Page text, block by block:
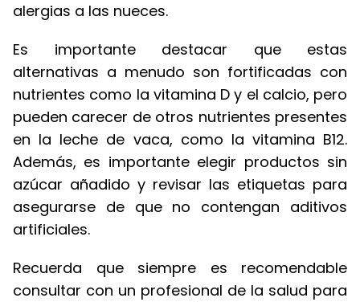
alergias a las nueces.
Es importante destacar que estas
alternativas a menudo son fortificadas con
nutrientes como la vitamina D y el calcio, pero
pueden carecer de otros nutrientes presentes
en la leche de vaca, como la vitamina B12.
Además, es importante elegir productos sin
azúcar añadido y revisar las etiquetas para
asegurarse de que no contengan aditivos
artificiales.
Recuerda que siempre es recomendable
consultar con un profesional de la salud para